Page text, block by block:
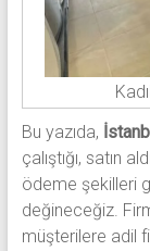
Bu yazıda,
çalıştığı, satın
ödeme şekilleri
değineceğiz.
müşterilere adil